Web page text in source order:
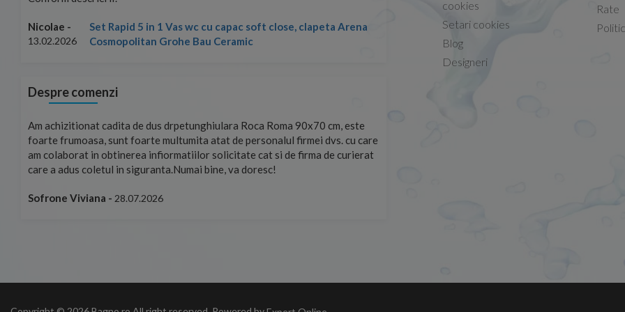
Nicolae -
13.02.2026
Set Rapid 5 in 1 Vas wc cu capac soft close, clapeta Arena
Cosmopolitan Grohe Bau Ceramic
13.02.2026
Despre comenzi
Am achizitionat cadita de dus drpetunghiulara Roca Roma 90x70 cm, este
foarte frumoasa, sunt foarte multumita atat de personalul firmei dvs. cu care
am colaborat in obtinerea infiormatiilor solicitate cat si de firma de curierat
care a adus coletul in siguranta.Numai bine, va doresc!
Sofrone Viviana - 28.07.2026
cookies
Setari cookies
Blog
Designeri
Rate